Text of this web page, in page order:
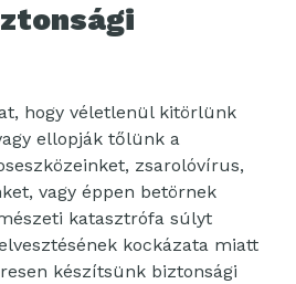
hogy véletlenül kitörlünk
ellopják tőlünk a
zsarolóvírus,
vagy éppen betörnek
katasztrófa súlyt
kockázata miatt
készítsünk biztonsági